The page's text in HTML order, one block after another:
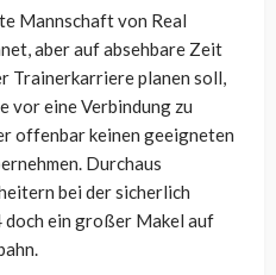
Mannschaft von Real
aber auf absehbare Zeit
Trainerkarriere planen soll,
vor eine Verbindung zu
offenbar keinen geeigneten
Durchaus
bei der sicherlich
doch ein großer Makel auf